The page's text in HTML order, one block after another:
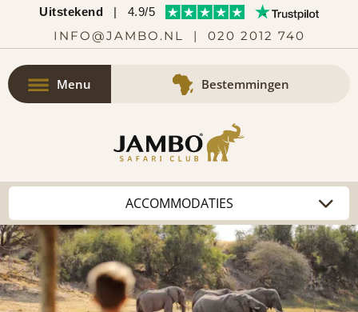
Uitstekend | 4.9/5
INFO@JAMBO.NL | 020 2012 740
Menu Bestemmingen